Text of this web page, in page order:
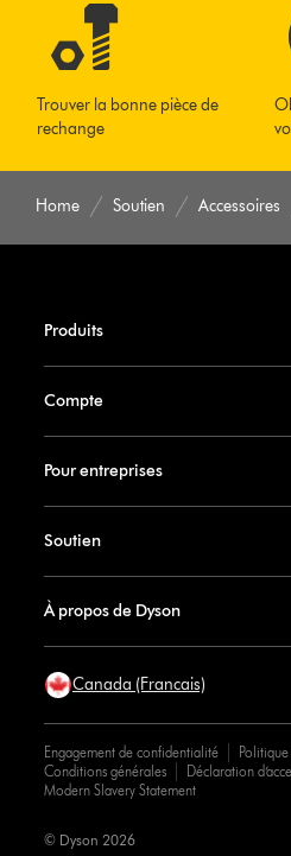
Trouver la bonne pièce de
rechange
Home Soutien Accessoires
Produits
Compte
Pour entreprises
Soutien
À propos de Dyson
Canada (Francais)
Engagement de confidentialité
Conditions générales
Déclaration
Modern Slavery Statement
© Dyson 2026